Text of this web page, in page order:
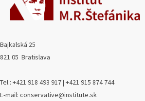
Bajkalská 25
821 05 Bratislava
Tel.: +421 918 493 917 | +421 915 874 744
E-mail: conservative@institute.sk